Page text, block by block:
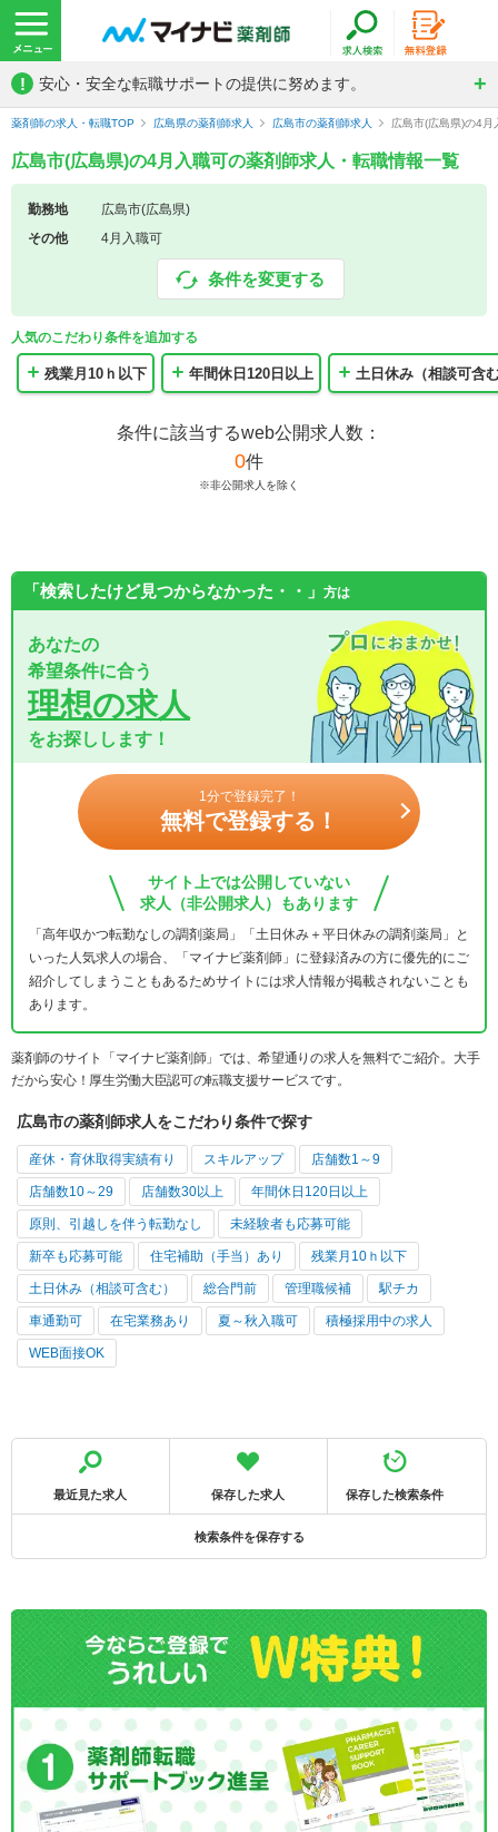
! 安心・安全な転職サポートの提供に努めます。
薬剤師の求人・転職TOP 広島県の薬剤師求人 広島市の薬剤師求人 広島市(広島県)の4
広島市(広島県)の4月入職可の薬剤師求人・転職情報一覧
勤務地
広島市(広島県)
その他
4月入職可
条件を変更する
人気のこだわり条件を追加する
残業月10ｈ以下 年間休日120日以上 土日休み（相談可含
条件に該当するweb公開求人数：
0件
※非公開求人を除く
「検索したけど見つからなかった・・」 方は
あなたの
希望条件に合う
理想の求人
をお探しします！
1分で登録完了！
無料で登録する！
サイト上では公開していない
求人（非公開求人）もあります
「高年収かつ転勤なしの調剤薬局」「土日休み＋平日休みの調剤薬局」と
いった人気求人の場合、「マイナビ薬剤師」に登録済みの方に優先的にご
紹介してしまうこともあるためサイトには求人情報が掲載されないことも
あります。
薬剤師のサイト「マイナビ薬剤師」では、希望通りの求人を無料でご紹介。大手
だから安心！厚生労働大臣認可の転職支援サービスです。
広島市の薬剤師求人をこだわり条件で探す
産休・育休取得実績有り スキルアップ 店舗数1～9
店舗数10～29 店舗数30以上 年間休日120日以上
原則、引越しを伴う転勤なし 未経験者も応募可能
新卒も応募可能 住宅補助（手当）あり 残業月10ｈ以下
土日休み（相談可含む） 総合門前 管理職候補 駅チカ
車通勤可 在宅業務あり 夏～秋入職可 積極採用中の求人
WEB面接OK
最近見た求人 保存した求人 保存した検索条件
検索条件を保存する